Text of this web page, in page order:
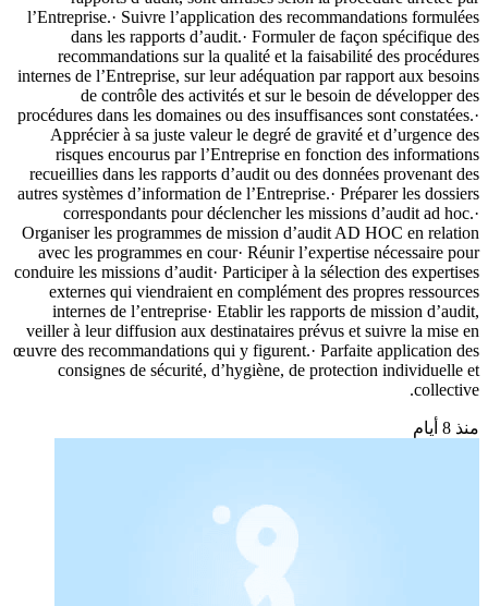
l’Entreprise.· Suivre l’application des recommandations formulées
dans les rapports d’audit.· Formuler de façon spécifique des
recommandations sur la qualité et la faisabilité des procédures
internes de l’Entreprise, sur leur adéquation par rapport aux besoins
de contrôle des activités et sur le besoin de développer des
procédures dans les domaines ou des insuffisances sont constatées.·
Apprécier à sa juste valeur le degré de gravité et d’urgence des
risques encourus par l’Entreprise en fonction des informations
recueillies dans les rapports d’audit ou des données provenant des
autres systèmes d’information de l’Entreprise.· Préparer les dossiers
correspondants pour déclencher les missions d’audit ad hoc.·
Organiser les programmes de mission d’audit AD HOC en relation
avec les programmes en cour· Réunir l’expertise nécessaire pour
conduire les missions d’audit· Participer à la sélection des expertises
externes qui viendraient en complément des propres ressources
internes de l’entreprise· Etablir les rapports de mission d’audit,
veiller à leur diffusion aux destinataires prévus et suivre la mise en
œuvre des recommandations qui y figurent.· Parfaite application des
consignes de sécurité, d’hygiène, de protection individuelle et
collective.
منذ 8 أيام